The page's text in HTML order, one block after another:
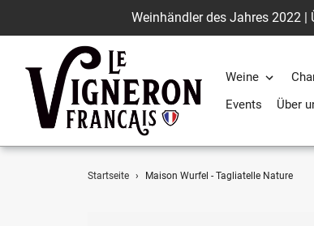
Weinhändler des Jahres 2022 |
Weine
Events
Über
Startseite › Maison Wurfel - Tagliatelle Nature